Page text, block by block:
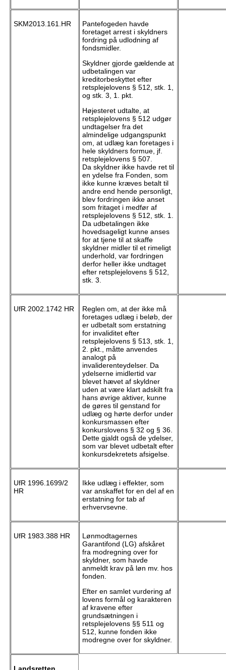
SKM2013.161.HR
Pantefogeden havde
foretaget arrest i skyldners
fordring på udlodning af
fondsmidler.
Skyldner gjorde gældende at
udbetalingen var
kreditorbeskyttet efter
retsplejelovens § 512, stk. 1,
og stk. 3, 1. pkt.
Højesteret udtalte, at
retsplejelovens § 512 udgør
undtagelser fra det
almindelige udgangspunkt
om, at udlæg kan foretages i
hele skyldners formue, jf.
retsplejelovens § 507.
Da skyldner ikke havde ret til
en ydelse fra Fonden, som
ikke kunne kræves betalt til
andre end hende personligt,
blev fordringen ikke anset
som fritaget i medfør af
retsplejelovens § 512, stk. 1.
Da udbetalingen ikke
hovedsageligt kunne anses
for at tjene til at skaffe
skyldner midler til et rimeligt
underhold, var fordringen
derfor heller ikke undtaget
efter retsplejelovens § 512,
stk. 3.
UfR 2002.1742 HR
Reglen om, at der ikke må
foretages udlæg i beløb, der
er udbetalt som erstatning
for invaliditet efter
retsplejelovens § 513, stk. 1,
2. pkt., måtte anvendes
analogt på
invaliderenteydelser. Da
ydelserne imidlertid var
blevet hævet af skyldner
uden at være klart adskilt fra
hans øvrige aktiver, kunne
de gøres til genstand for
udlæg og hørte derfor under
konkursmassen efter
konkurslovens § 32 og § 36.
Dette gjaldt også de ydelser,
som var blevet udbetalt efter
konkursdekretets afsigelse.
UfR 1996.1699/2
HR
Ikke udlæg i effekter, som
var anskaffet for en del af en
erstatning for tab af
erhvervsevne.
UfR 1983.388 HR
Lønmodtagernes
Garantifond (LG) afskåret
fra modregning over for
skyldner, som havde
anmeldt krav på løn mv. hos
fonden.
Efter en samlet vurdering af
lovens formål og karakteren
af kravene efter
grundsætningen i
retsplejelovens §§ 511 og
512, kunne fonden ikke
modregne over for skyldner.